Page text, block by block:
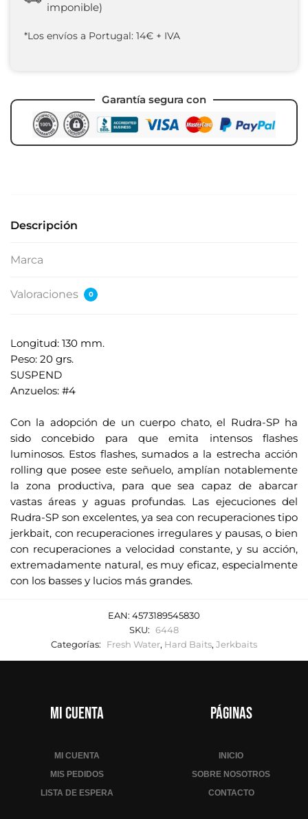
imponible)
*Los envíos a Portugal: 14€ + IVA
Garantía segura con
Descripción
Marca
Valoraciones 0
Longitud: 130 mm.
Peso: 20 grs.
SUSPEND
Anzuelos: #4
Con la adopción de un cuerpo chato, el Rudra-SP ha
sido concebido para que emita intensos flashes
luminosos. Estos flashes, sumados a la estrecha acción
rolling que posee este señuelo, amplían notablemente
la zona productiva, para que sea capaz de abarcar
vastas áreas y aguas profundas. Las ejecuciones del
Rudra-SP son excelentes, ya sea con recuperaciones tipo
jerkbait, con recuperaciones irregulares y pausas, o bien
con recuperaciones a velocidad constante, y su acción,
extremadamente natural, es muy eficaz, especialmente
con los basses y lucios más grandes.
EAN: 4573189545830
SKU: 6448
Categorías:
Fresh Water, Hard Baits, Jerkbaits
Mi cuenta
MI CUENTA
MIS PEDIDOS
LISTA DE ESPERA
Páginas
INICIO
SOBRE NOSOTROS
CONTACTO